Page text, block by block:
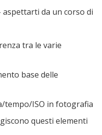
da un corso di
tra le varie
base delle
tempo/ISO in fotografia
questi elementi